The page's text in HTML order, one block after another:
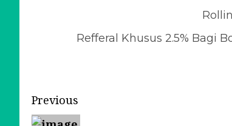
Refferal Khusus 2.5% Bagi
Previous